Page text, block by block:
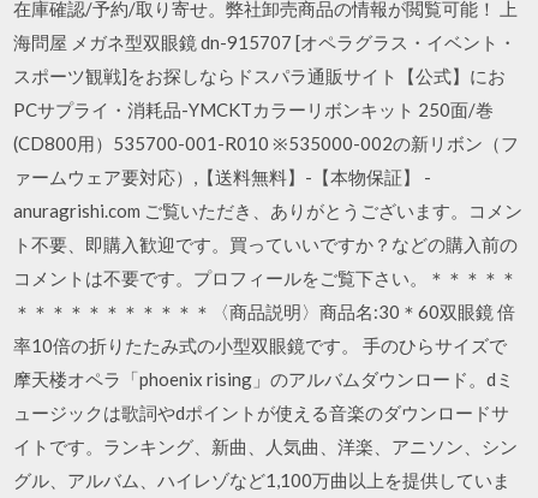
在庫確認/予約/取り寄せ。弊社卸売商品の情報が閲覧可能！ 上
海問屋 メガネ型双眼鏡 dn-915707 [オペラグラス・イベント・
スポーツ観戦]をお探しならドスパラ通販サイト【公式】にお
PCサプライ・消耗品-YMCKTカラーリボンキット 250面/巻
(CD800用）535700-001-R010 ※535000-002の新リボン（フ
ァームウェア要対応）,【送料無料】-【本物保証】 -
anuragrishi.com ご覧いただき、ありがとうございます。コメン
ト不要、即購入歓迎です。買っていいですか？などの購入前の
コメントは不要です。プロフィールをご覧下さい。＊＊＊＊＊
＊＊＊＊＊＊＊＊＊＊＊〈商品説明〉商品名:30＊60双眼鏡 倍
率10倍の折りたたみ式の小型双眼鏡です。 手のひらサイズで
摩天楼オペラ「phoenix rising」のアルバムダウンロード。dミ
ュージックは歌詞やdポイントが使える音楽のダウンロードサ
イトです。ランキング、新曲、人気曲、洋楽、アニソン、シン
グル、アルバム、ハイレゾなど1,100万曲以上を提供していま